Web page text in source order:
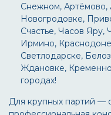
Снежном, Артёмово,
Новогродовке,
Счастье, Часов Яру,
Ирмино,
Светлодарске,
Ждановке,
городах!
Для крупных партий —